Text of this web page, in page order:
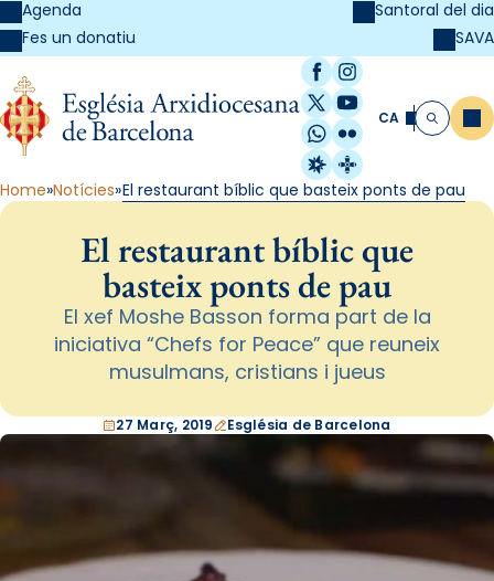
Agenda
Fes un donatiu
Santoral del dia
SAVA
Facebook
Instagram
X / Twitter
YouTube
WhatsApp
Flickr
Radio Estel
Catalunya
CA Cerca
Home Notícies El restaurant bíblic que basteix ponts de pau
El restaurant bíblic que
basteix ponts de pau
El xef Moshe Basson forma part de la
iniciativa “Chefs for Peace” que reuneix
musulmans, cristians i jueus
27 Març, 2019 Església de Barcelona